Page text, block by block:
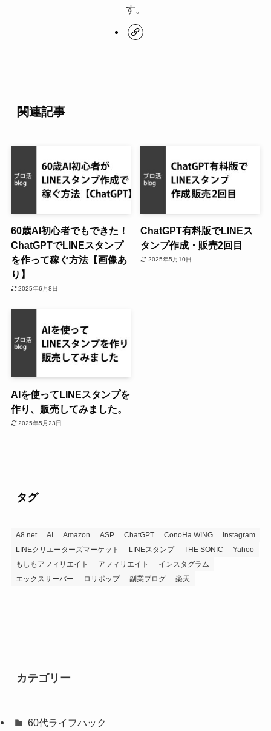
す。
関連記事
60歳AI初心者でもできた！
ChatGPTでLINEスタンプ
を作って稼ぐ方法【画像あ
り】
2025年6月8日
ChatGPT有料版でLINEス
タンプ作成・販売2回目
2025年5月10日
AIを使ってLINEスタンプを
作り、販売してみました。
2025年5月23日
タグ
A8.net AI Amazon ASP ChatGPT ConoHa WING
Instagram
LINEクリエーターズマーケット
LINEスタンプ THE SONIC
Yahoo
もしもアフィリエイト
アフィリエイト
インスタグラム
エックスサーバー
ロリポップ 副業ブログ 楽天
カテゴリー
60代ライフハック